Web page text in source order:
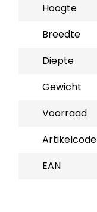
Hoogte
Breedte
Diepte
Gewicht
Voorraad
Artikelcode
EAN